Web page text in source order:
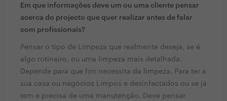
Em que informações deve um ou uma cliente pensar
acerca do projecto que quer realizar antes de falar
com profissionais?
Pensar o tipo de Limpeza que realmente deseja, se é
algo rotineiro, ou uma limpeza mais detalhada.
Depende para que fim necessita da limpeza. Para ter a
sua casa ou negócios Limpos e desinfectados ou se já
tem e precisa de uma manutenção. Deve pensar